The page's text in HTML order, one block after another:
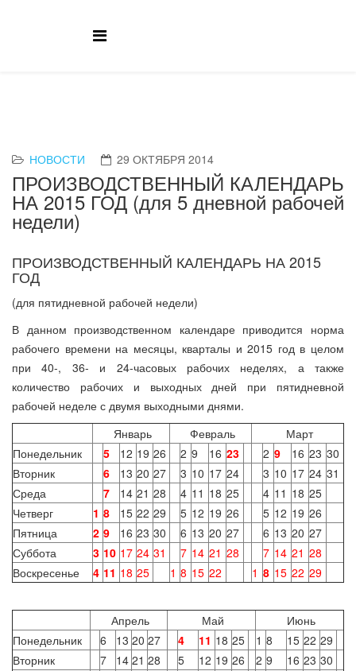
НОВОСТИ 29 ОКТЯБРЯ 2014
ПРОИЗВОДСТВЕННЫЙ КАЛЕНДАРЬ
НА 2015 ГОД (для 5 дневной рабочей
недели)
ПРОИЗВОДСТВЕННЫЙ КАЛЕНДАРЬ НА 2015
ГОД
(для пятидневной рабочей недели)
В данном производственном календаре приводится норма
рабочего времени на месяцы, кварталы и 2015 год в целом
при 40-, 36- и 24-часовых рабочих неделях, а также
количество рабочих и выходных дней при пятидневной
рабочей неделе с двумя выходными днями.
Январь
Февраль
Март
Понедельник
5 12 19 26 2 9 16 23 2 9 16 23 30
Вторник
6 13 20 27 3 10 17 24 3 10 17 24 31
Среда
7 14 21 28 4 11 18 25 4 11 18 25
Четверг
1 8 15 22 29 5 12 19 26 5 12 19 26
Пятница
2 9 16 23 30 6 13 20 27 6 13 20 27
Суббота
3 10 17 24 31 7 14 21 28 7 14 21 28
Воскресенье
4 11 18 25 1 8 15 22 1 8 15 22 29
Апрель Май
Июнь
Понедельник
6 13 20 27 4 11 18 25 1 8 15 22 29
Вторник
7 14 21 28 5 12 19 26 2 9 16 23 30